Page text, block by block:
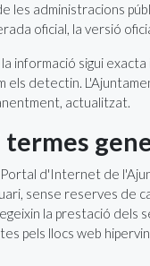
les administracions
oficial, la versió
informació sigui
els detectin.
actualitzat.
Portal d'Internet de
sense reserves de
la prestació dels
pels llocs web